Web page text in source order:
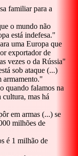
familiar para a
o mundo não
está indefesa."
uma Europa que
exportador de
vezes o da Rússia"
sob ataque (...)
armamento."
quando falamos na
cultura, mas há
em armas (...) se
milhões de
é 1 milhão de